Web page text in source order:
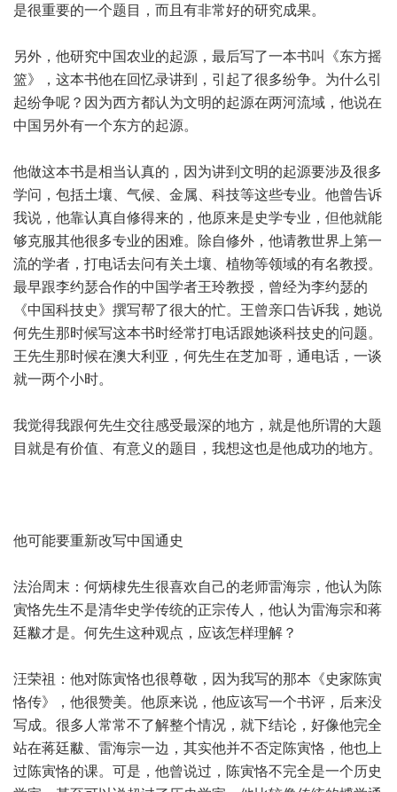
是很重要的一个题目，而且有非常好的研究成果。
另外，他研究中国农业的起源，最后写了一本书叫《东方摇
篮》，这本书他在回忆录讲到，引起了很多纷争。为什么引
起纷争呢？因为西方都认为文明的起源在两河流域，他说在
中国另外有一个东方的起源。
他做这本书是相当认真的，因为讲到文明的起源要涉及很多
学问，包括土壤、气候、金属、科技等这些专业。他曾告诉
我说，他靠认真自修得来的，他原来是史学专业，但他就能
够克服其他很多专业的困难。除自修外，他请教世界上第一
流的学者，打电话去问有关土壤、植物等领域的有名教授。
最早跟李约瑟合作的中国学者王玲教授，曾经为李约瑟的
《中国科技史》撰写帮了很大的忙。王曾亲口告诉我，她说
何先生那时候写这本书时经常打电话跟她谈科技史的问题。
王先生那时候在澳大利亚，何先生在芝加哥，通电话，一谈
就一两个小时。
我觉得我跟何先生交往感受最深的地方，就是他所谓的大题
目就是有价值、有意义的题目，我想这也是他成功的地方。
他可能要重新改写中国通史
法治周末：何炳棣先生很喜欢自己的老师雷海宗，他认为陈
寅恪先生不是清华史学传统的正宗传人，他认为雷海宗和蒋
廷黻才是。何先生这种观点，应该怎样理解？
汪荣祖：他对陈寅恪也很尊敬，因为我写的那本《史家陈寅
恪传》，他很赞美。他原来说，他应该写一个书评，后来没
写成。很多人常常不了解整个情况，就下结论，好像他完全
站在蒋廷黻、雷海宗一边，其实他并不否定陈寅恪，他也上
过陈寅恪的课。可是，他曾说过，陈寅恪不完全是一个历史